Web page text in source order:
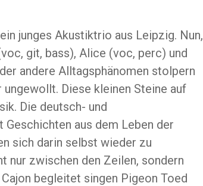
junges Akustiktrio aus Leipzig. Nun,
git, bass), Alice (voc, perc) und
andere Alltagsphänomen stolpern
Diese kleinen Steine auf
Die deutsch- und
aus dem Leben der
sich darin selbst wieder zu
nur zwischen den Zeilen, sondern
begleitet singen Pigeon Toed